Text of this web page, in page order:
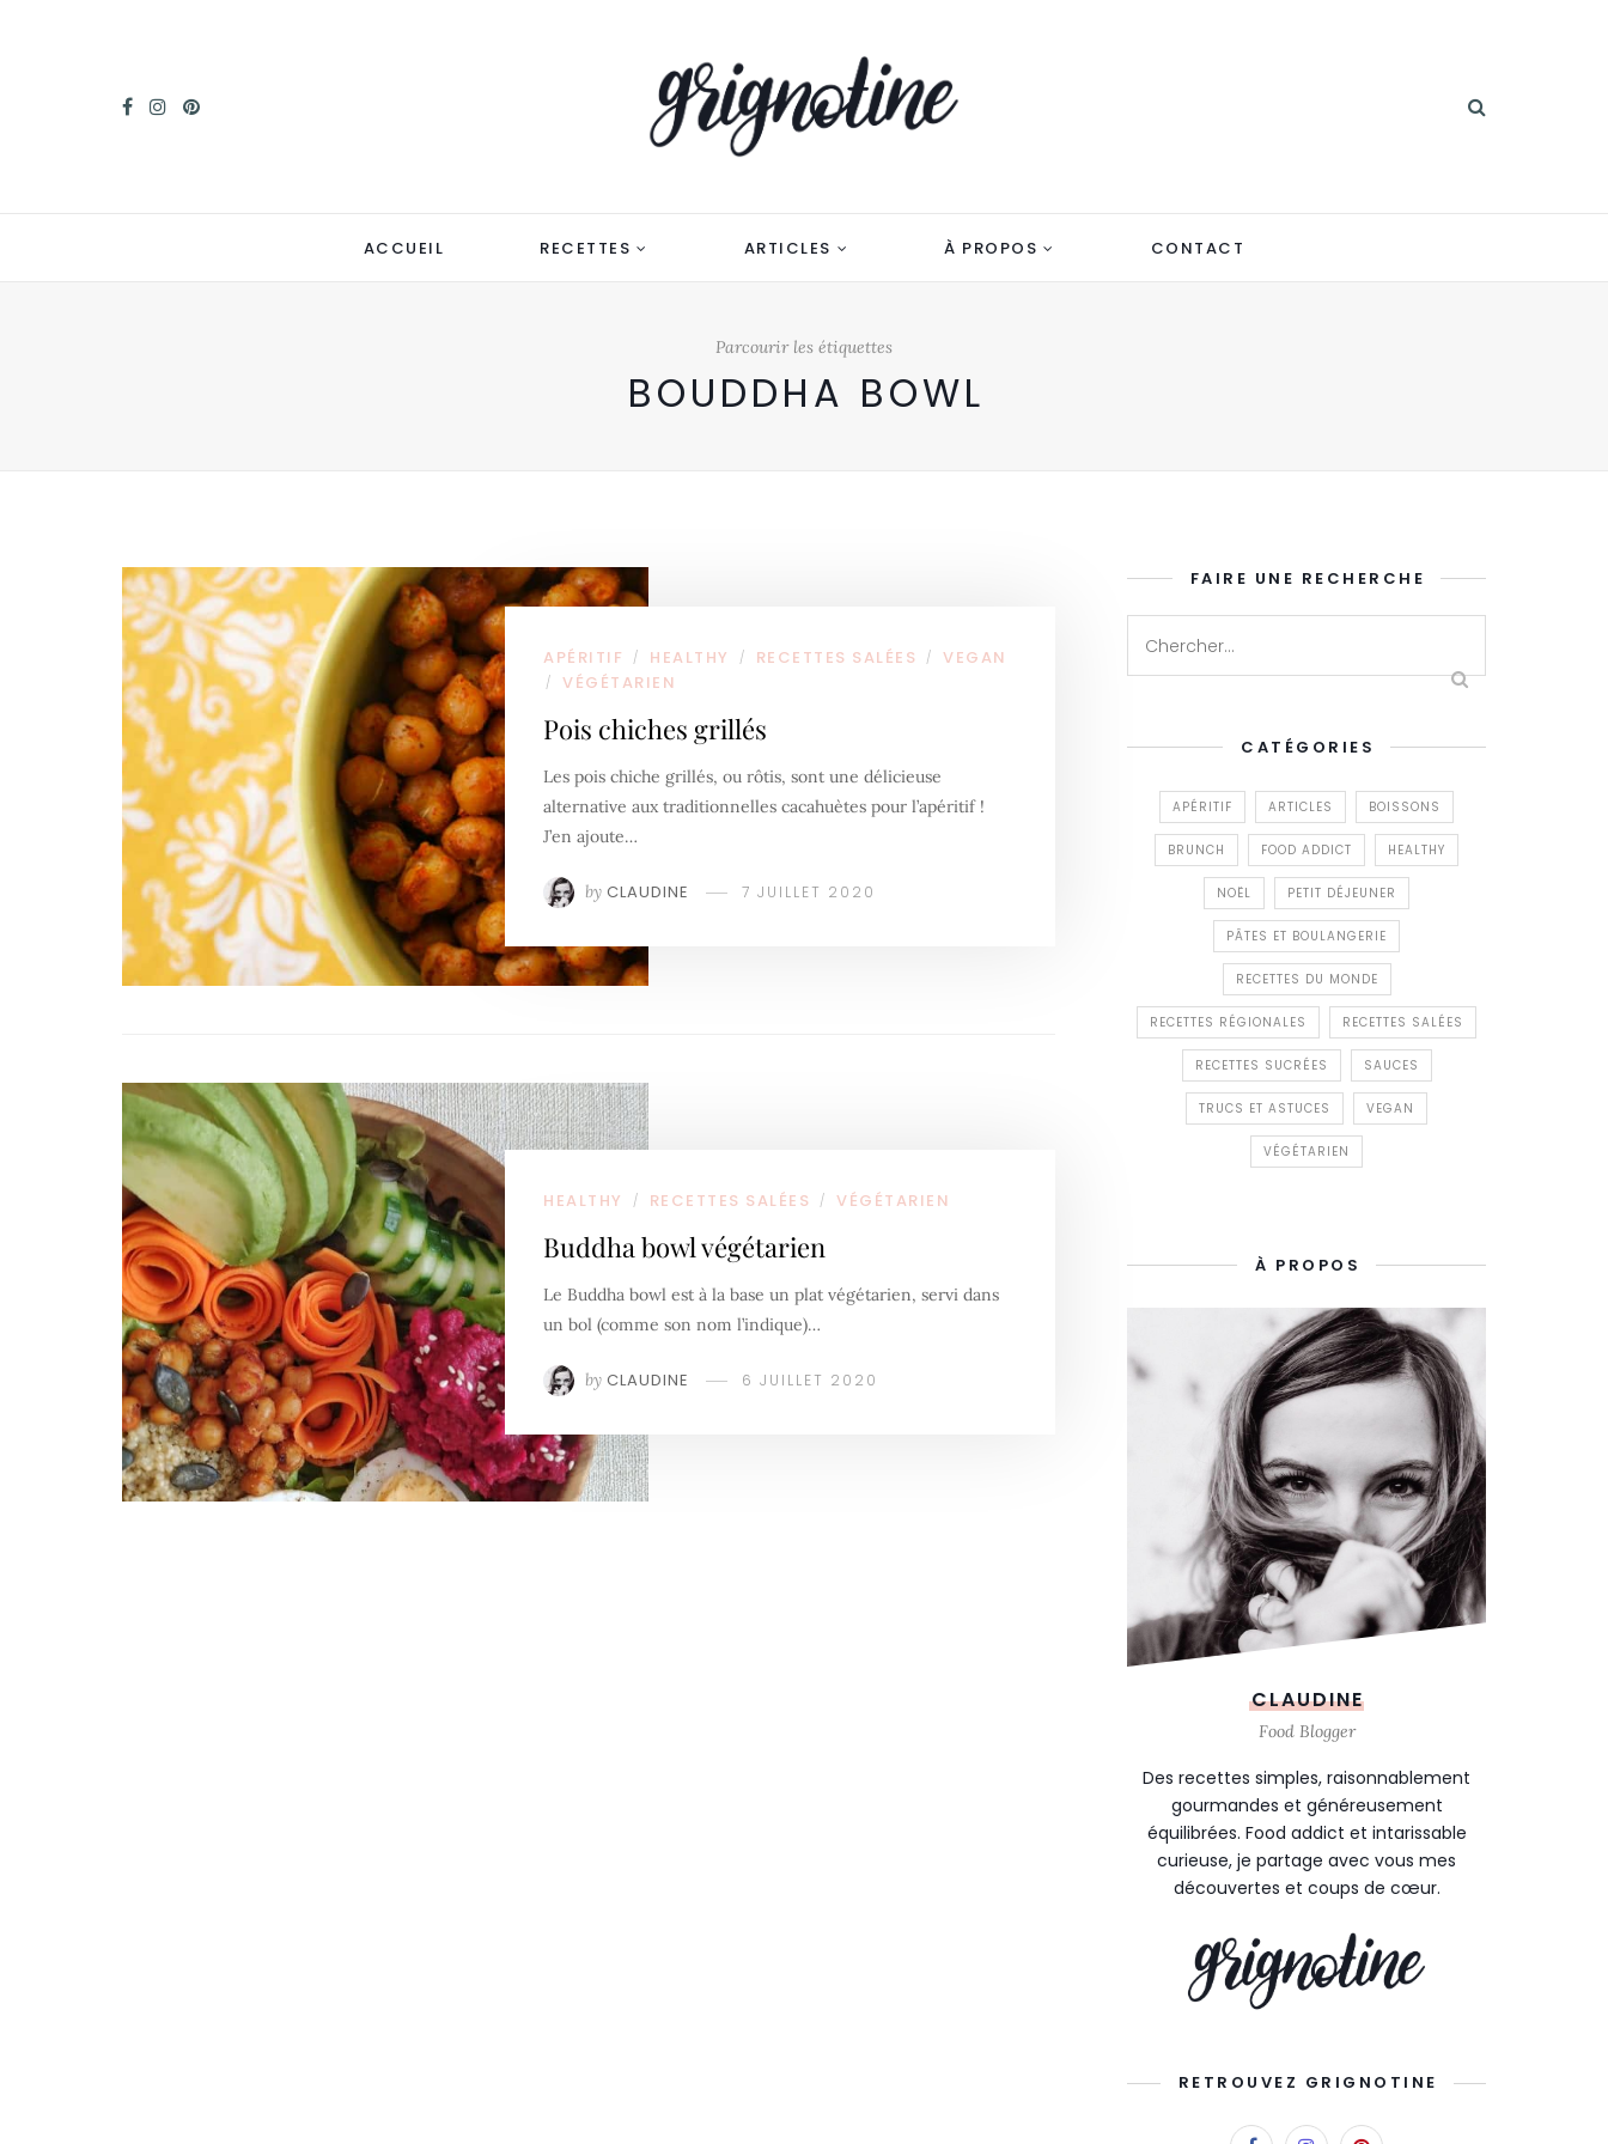
ACCUEIL RECETTES ARTICLES À PROPOS CONTACT
Parcourir les étiquettes
BOUDDHA BOWL
APÉRITIF / HEALTHY / RECETTES SALÉES / VEGAN
/ VÉGÉTARIEN
Pois chiches grillés
Les pois chiche grillés, ou rôtis, sont une délicieuse
alternative aux traditionnelles cacahuètes pour l’apéritif !
J’en ajoute…
by CLAUDINE 7 JUILLET 2020
HEALTHY / RECETTES SALÉES / VÉGÉTARIEN
Buddha bowl végétarien
Le Buddha bowl est à la base un plat végétarien, servi dans
un bol (comme son nom l’indique)…
by CLAUDINE 6 JUILLET 2020
FAIRE UNE RECHERCHE
CATÉGORIES
APÉRITIF ARTICLES BOISSONS
BRUNCH FOOD ADDICT HEALTHY
NOËL PETIT DÉJEUNER
PÂTES ET BOULANGERIE
RECETTES DU MONDE
RECETTES RÉGIONALES RECETTES SALÉES
RECETTES SUCRÉES SAUCES
TRUCS ET ASTUCES VEGAN
VÉGÉTARIEN
À PROPOS
CLAUDINE
Food Blogger
Des recettes simples, raisonnablement
gourmandes et généreusement
équilibrées. Food addict et intarissable
curieuse, je partage avec vous mes
découvertes et coups de cœur.
RETROUVEZ GRIGNOTINE